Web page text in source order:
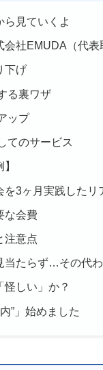
見ていくよ
社EMUDA（代表
下げ
る裏ワザ
ップ
てのサービス
を3ヶ月実践したリ
な会費
注意点
当たらず…その代わ
怪しい」か？
”」始めました